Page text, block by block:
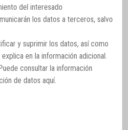
del interesado
los datos a terceros, salvo
y suprimir los datos, así como
en la información adicional.
consultar la información
de datos aquí.